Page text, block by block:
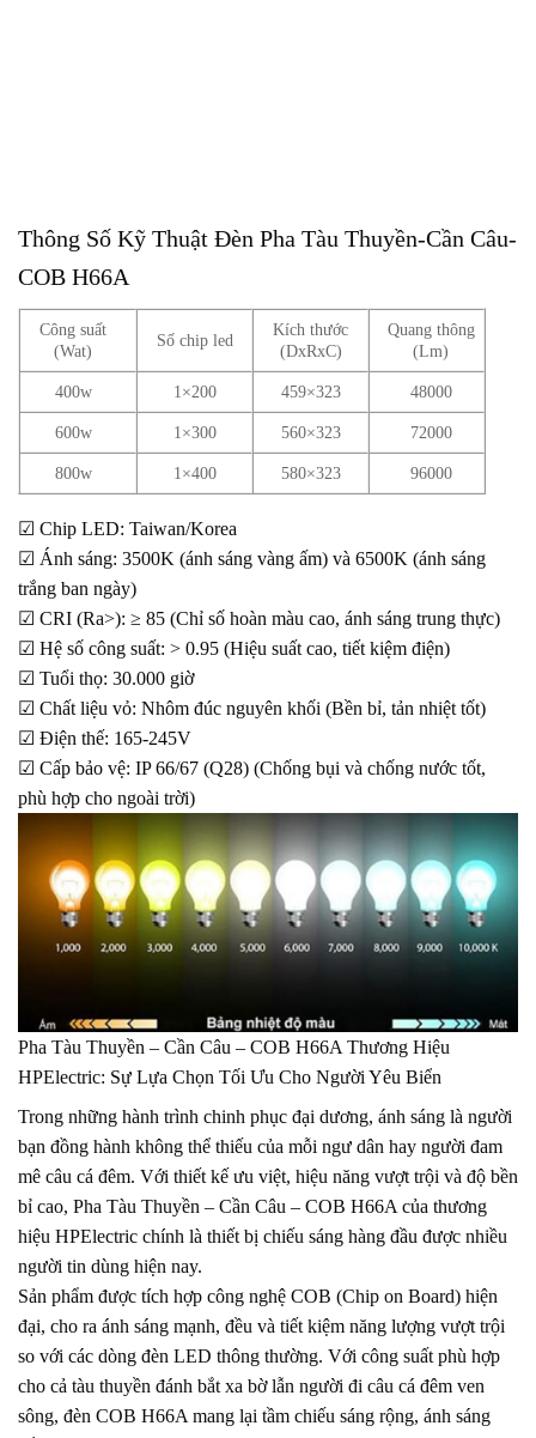
Thông Số Kỹ Thuật Đèn Pha Tàu Thuyền-Cần Câu-
COB H66A
Công suất
(Wat)
Số chip led
Kích thước
(DxRxC)
Quang thông
(Lm)
400w 1×200 459×323 48000
600w 1×300 560×323 72000
800w 1×400 580×323 96000
☑ Chip LED: Taiwan/Korea
☑ Ánh sáng: 3500K (ánh sáng vàng ấm) và 6500K (ánh sáng
trắng ban ngày)
☑ CRI (Ra>): ≥ 85 (Chỉ số hoàn màu cao, ánh sáng trung thực)
☑ Hệ số công suất: > 0.95 (Hiệu suất cao, tiết kiệm điện)
☑ Tuổi thọ: 30.000 giờ
☑ Chất liệu vỏ: Nhôm đúc nguyên khối (Bền bỉ, tản nhiệt tốt)
☑ Điện thế: 165-245V
☑ Cấp bảo vệ: IP 66/67 (Q28) (Chống bụi và chống nước tốt,
phù hợp cho ngoài trời)
Pha Tàu Thuyền – Cần Câu – COB H66A Thương Hiệu
HPElectric: Sự Lựa Chọn Tối Ưu Cho Người Yêu Biển
Trong những hành trình chinh phục đại dương, ánh sáng là người
bạn đồng hành không thể thiếu của mỗi ngư dân hay người đam
mê câu cá đêm. Với thiết kế ưu việt, hiệu năng vượt trội và độ bền
bỉ cao, Pha Tàu Thuyền – Cần Câu – COB H66A của thương
hiệu HPElectric chính là thiết bị chiếu sáng hàng đầu được nhiều
người tin dùng hiện nay.
Sản phẩm được tích hợp công nghệ COB (Chip on Board) hiện
đại, cho ra ánh sáng mạnh, đều và tiết kiệm năng lượng vượt trội
so với các dòng đèn LED thông thường. Với công suất phù hợp
cho cả tàu thuyền đánh bắt xa bờ lẫn người đi câu cá đêm ven
sông, đèn COB H66A mang lại tầm chiếu sáng rộng, ánh sáng